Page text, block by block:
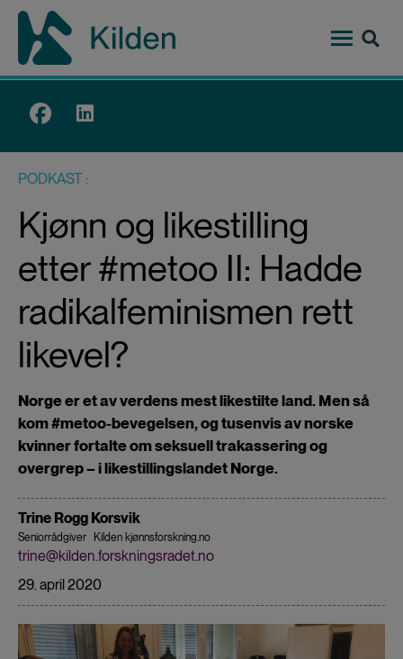
Hopp
hovedinnhold
Top
PODKAST
Kjønn og likestilling
etter #metoo II: Hadde
radikalfeminismen rett
likevel?
Norge er et av verdens mest likestilte land. Men så
kom #metoo-bevegelsen, og tusenvis av norske
kvinner fortalte om seksuell trakassering og
overgrep – i likestillingslandet Norge.
Trine Rogg Korsvik
Seniorrådgiver Kilden kjønnsforskning.no
trine@kilden.forskningsradet.no
29. april 2020